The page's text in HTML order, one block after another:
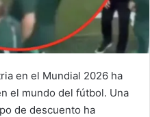
en el Mundial 2026 ha
el mundo del fútbol. Una
de descuento ha